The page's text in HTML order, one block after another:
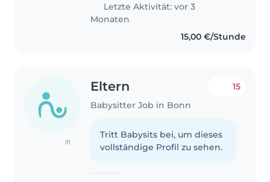
Letzte Aktivität: vor 3
Monaten
15,00 €/Stunde
(1)
Eltern
Babysitter Job in Bonn
15
Tritt Babysits bei, um dieses
vollständige Profil zu sehen.